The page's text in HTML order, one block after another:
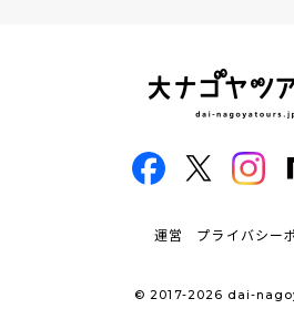
運営 プライバシー
© 2017-2026 dai-